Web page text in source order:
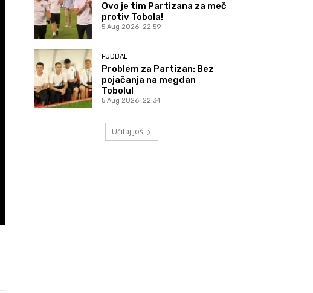
Ovo je tim Partizana za meč
protiv Tobola!
5 Aug 2026. 22:59
FUDBAL
Problem za Partizan: Bez
pojačanja na megdan
Tobolu!
5 Aug 2026. 22:34
Učitaj još